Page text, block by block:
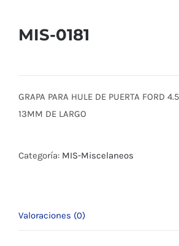
MIS-0181
GRAPA PARA HULE DE PUERTA FORD
13MM DE LARGO
Categoría: MIS-Miscelaneos
Valoraciones (0)